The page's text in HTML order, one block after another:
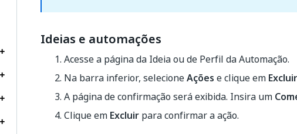
Ideias e automações
Acesse a página da Ideia ou de Perfil da Automação.
Na barra inferior, selecioneAções e clique em Excluir
A página de confirmação será exibida. Insira um
Clique em Excluir para confirmar a ação.